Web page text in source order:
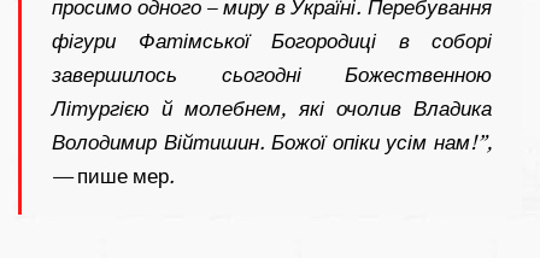
просимо одного – миру в Україні. Перебування
фігури Фатімської Богородиці в соборі
завершилось сьогодні Божественною
Літургією й молебнем, які очолив Владика
Володимир Війтишин. Божої опіки усім нам!”,
—пише мер.